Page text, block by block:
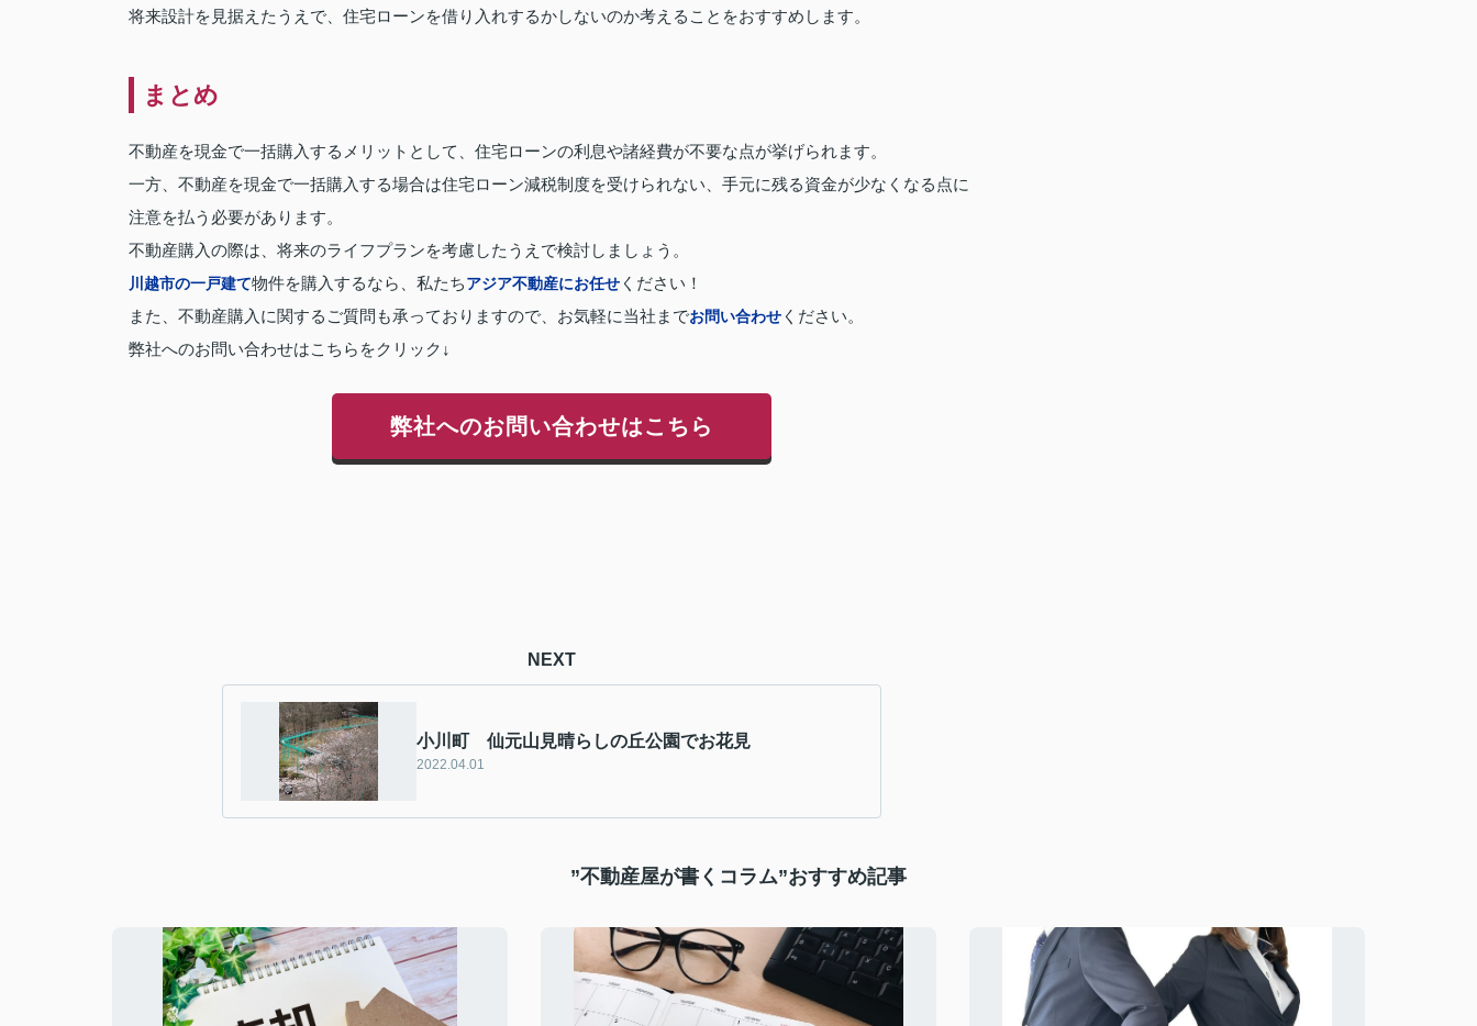
将来設計を見据えたうえで、住宅ローンを借り入れするかしないのか考えることをおすすめします。
まとめ
不動産を現金で一括購入するメリットとして、住宅ローンの利息や諸経費が不要な点が挙げられます。
一方、不動産を現金で一括購入する場合は住宅ローン減税制度を受けられない、手元に残る資金が少なくなる点に
注意を払う必要があります。
不動産購入の際は、将来のライフプランを考慮したうえで検討しましょう。
川越市の一戸建て物件を購入するなら、私たちアジア不動産にお任せ ください！
また、不動産購入に関するご質問も承っておりますので、お気軽に当社までお問い合わせ ください。
弊社へのお問い合わせはこちらをクリック↓
弊社へのお問い合わせはこちら
NEXT
小川町 仙元山見晴らしの丘公園でお花見
2022.04.01
”不動産屋が書くコラム”おすすめ記事